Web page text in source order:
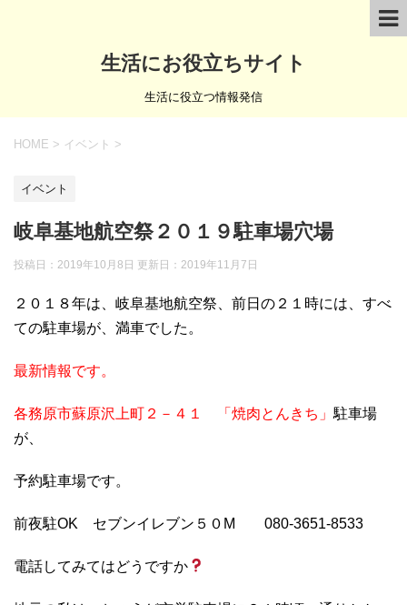
生活にお役立ちサイト
生活に役立つ情報発信
HOME > イベント >
イベント
岐阜基地航空祭２０１９駐車場穴場
投稿日：2019年10月8日 更新日： 2019年11月7日
２０１８年は、岐阜基地航空祭、前日の２１時には、すべ
ての駐車場が、満車でした。
最新情報です。
各務原市蘇原沢上町２－４１ 「焼肉とんきち」 駐車場
が、
予約駐車場です。
前夜駐OK セブンイレブン５０M 080-3651-8533
電話してみてはどうですか